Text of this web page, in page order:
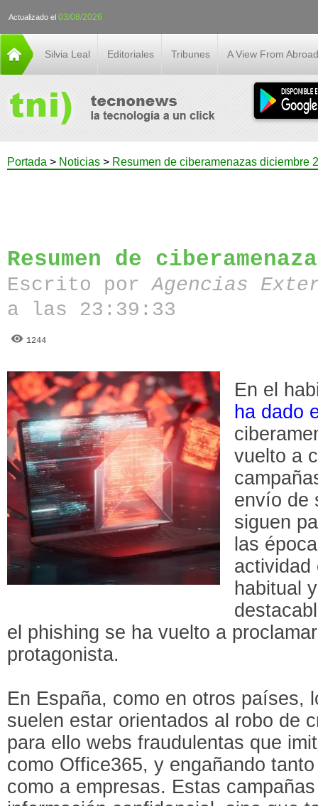
Actualizado el 03/08/2026
Silvia Leal Editoriales Tribunes A View From Abroad
Portada > Noticias > Resumen de ciberamenazas diciembre
Resumen de
Escrito porAgencias
a las 23:39:33
1244
En el
ha dado
vuelto a
envío de
siguen
las
actividad
habitual
el phishing se ha vuelto a
protagonista.
En España, como en otros países,
suelen estar orientados al robo de
para ello webs fraudulentas que
como Office365, y engañando
como a empresas. Estas